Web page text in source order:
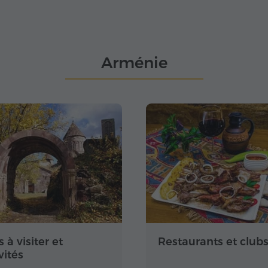
Arménie
à visiter et
Restaurants et clubs